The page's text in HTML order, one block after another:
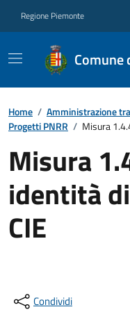
Regione Piemonte
Comune
Home / Amministrazione
Progetti PNRR / Misura
Misura
identità
CIE
Condividi